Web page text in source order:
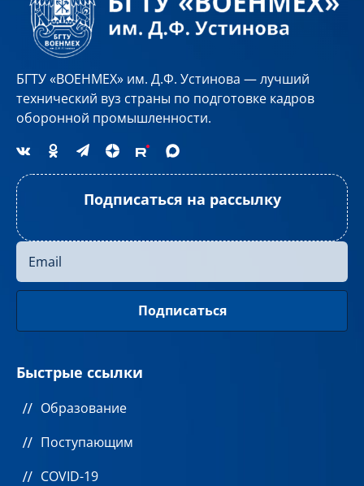
БГТУ «ВОЕНМЕХ» им. Д.Ф. Устинова — лучший
технический вуз страны по подготовке кадров
оборонной промышленности.
Подписаться на рассылку
Быстрые ссылки
Образование
Поступающим
COVID-19